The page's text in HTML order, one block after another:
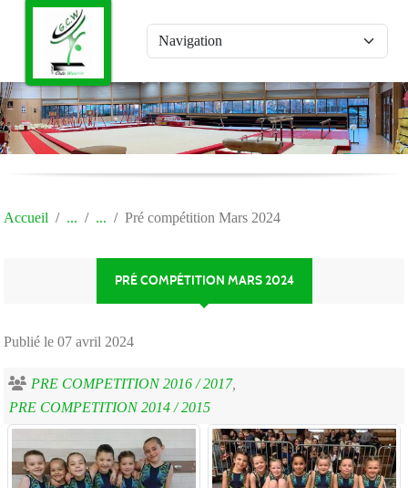
Accueil Pré compétition Mars 2024
PRÉ COMPÉTITION MARS 2024
Publié le 07 avril 2024
PRE COMPETITION 2016 / 2017
PRE COMPETITION 2014 / 2015
Panneau de gestion des cookies